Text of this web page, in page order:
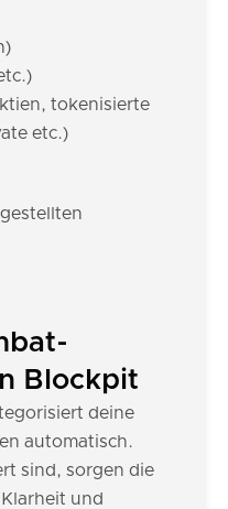
tokenisierte
etc.)
Blockpit
deine
automatisch.
sind, sorgen die
und